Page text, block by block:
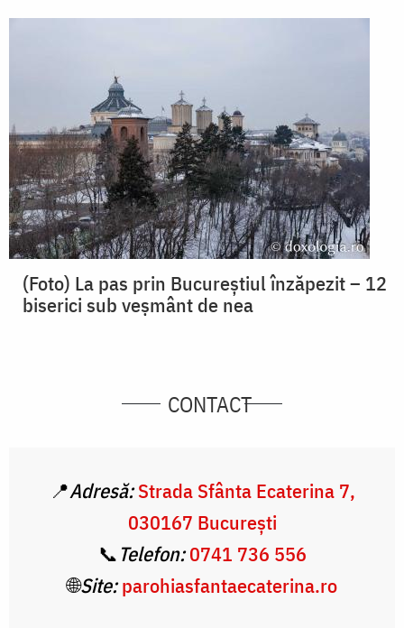
(Foto) La pas prin Bucureștiul înzăpezit – 12
biserici sub veșmânt de nea
CONTACT
📍Adresă: Strada Sfânta Ecaterina 7,
030167 București
📞 Telefon: 0741 736 556
🌐Site: parohiasfantaecaterina.ro